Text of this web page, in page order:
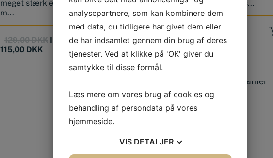
meget stærk epoxy lim, som er
m...
129,00DKK Original
129,00 DKK.
115,00 DKK
Current
115,00 DKK.
Inkl. moms
topnøglesæt Kvalitets s...
2.125,00DKKOriginal
price
1.439,20 DKK
Current
price
Inkl.
moms
analysepartnere, som kan kombinere dem
med data, du tidligere har givet dem eller
de har indsamlet gennem din brug af deres
tjenester. Ved at klikke på 'OK' giver du
samtykke til disse formål.
Læs mere om vores brug af cookies og
behandling af persondata på vores
hjemmeside.
VIS DETALJER